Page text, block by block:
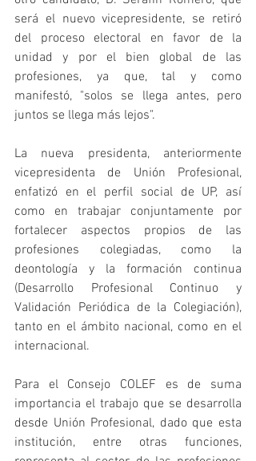
será el nuevo vicepresidente, se retiró
del proceso electoral en favor de la
unidad y por el bien global de las
profesiones, ya que, tal y como
manifestó, "solos se llega antes, pero
juntos se llega más lejos".
La nueva presidenta, anteriormente
vicepresidenta de Unión Profesional,
enfatizó en el perfil social de UP, así
como en trabajar conjuntamente por
fortalecer aspectos propios de las
profesiones colegiadas, como la
deontología y la formación continua
(Desarrollo Profesional Continuo y
Validación Periódica de la Colegiación),
tanto en el ámbito nacional, como en el
internacional.
Para el Consejo COLEF es de suma
importancia el trabajo que se desarrolla
desde Unión Profesional, dado que esta
institución, entre otras funciones,